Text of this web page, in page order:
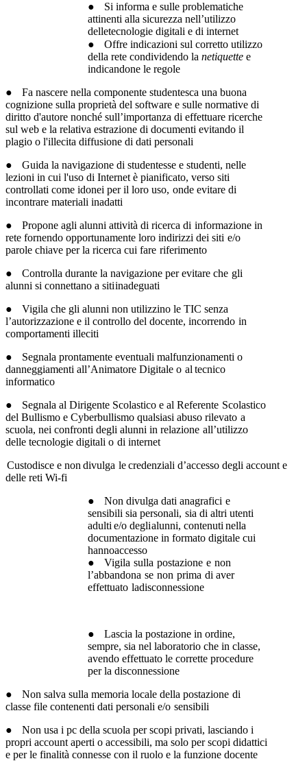
●
Si informa e sulle problematiche
attinenti alla sicurezza nell’utilizzo
delletecnologie digitali e di internet
●
Offre indicazioni sul corretto utilizzo
della rete condividendo la netiquette e
indicandone le regole
●
Fa nascere nella componente studentesca una buona
cognizione sulla proprietà del software e sulle normative di
diritto d'autore nonché sull’importanza di effettuare ricerche
sul web e la relativa estrazione di documenti evitando il
plagio o l'illecita diffusione di dati personali
●
Guida la navigazione di studentesse e studenti, nelle
lezioni in cui l'uso di Internet è pianificato, verso siti
controllati come idonei per il loro uso, onde evitare di
incontrare materiali inadatti
●
Propone agli alunni attività di ricerca di informazione in
rete fornendo opportunamente loro indirizzi dei siti e/o
parole chiave per la ricerca cui fare riferimento
●
Controlla durante la navigazione per evitare che gli
alunni si connettano a sitiinadeguati
●
Vigila che gli alunni non utilizzino le TIC senza
l’autorizzazione e il controllo del docente, incorrendo in
comportamenti illeciti
●
Segnala prontamente eventuali malfunzionamenti o
danneggiamenti all’Animatore Digitale o al tecnico
informatico
●
Segnala al Dirigente Scolastico e al Referente Scolastico
del Bullismo e Cyberbullismo qualsiasi abuso rilevato a
scuola, nei confronti degli alunni in relazione all’utilizzo
delle tecnologie digitali o di internet
Custodisce e non divulga le credenziali d’accesso degli account e
delle reti Wi-fi
●
Non divulga dati anagrafici e
sensibili sia personali, sia di altri utenti
adulti e/o deglialunni, contenuti nella
documentazione in formato digitale cui
hannoaccesso
●
Vigila sulla postazione e non
l’abbandona se non prima di aver
effettuato ladisconnessione
●
Lascia la postazione in ordine,
sempre, sia nel laboratorio che in classe,
avendo effettuato le corrette procedure
per la disconnessione
●
Non salva sulla memoria locale della postazione di
classe file contenenti dati personali e/o sensibili
●
Non usa i pc della scuola per scopi privati, lasciando i
propri account aperti o accessibili, ma solo per scopi didattici
e per le finalità connesse con il ruolo e la funzione docente